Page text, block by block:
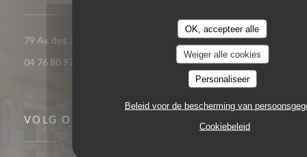
OK, accepteer alle
Weiger alle cookies
Personaliseer
Beleid voor de bescherming van
Cookiebeleid
79 Av. des Jeux - Galerie de l'ours blanc 38750 Huez((opent in een
04 76 80 97 35
VOLG ONS